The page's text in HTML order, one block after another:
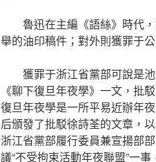
魯迅在主編《語絲》時代
舉的油印稿件；對外則獲罪于
獲罪于浙江省黨部可說是
《聊下復旦年夜學》一文，批
復旦年夜學是一所平易近辦年
后頒發了批駁徐詩荃的文章，
浙江省黨部履行委員兼宣揚部
議“不受拘束活動年夜聯盟”一事